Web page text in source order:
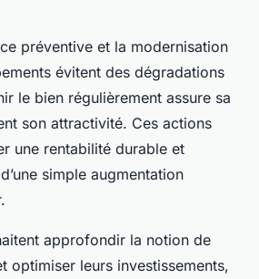
préventive et la modernisation
évitent des dégradations
le bien régulièrement assure sa
son attractivité. Ces actions
une rentabilité durable et
simple augmentation
approfondir la notion de
optimiser leurs investissements,